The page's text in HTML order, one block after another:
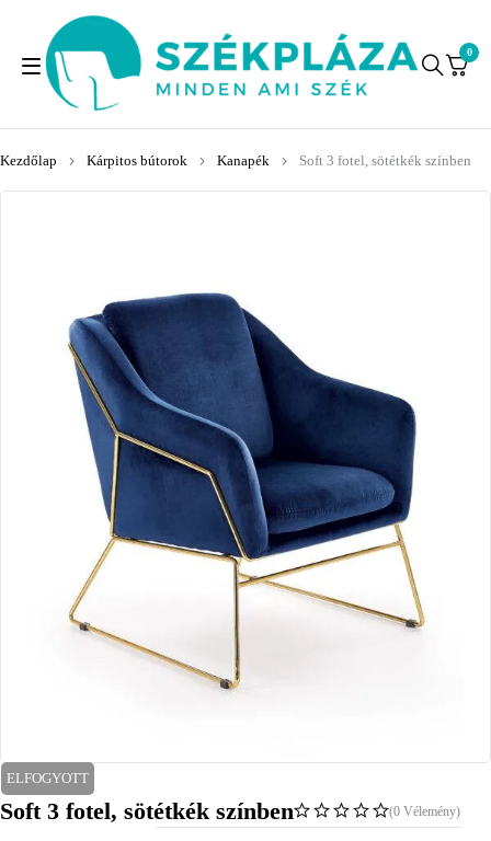
0
Kezdőlap Kárpitos bútorok Kanapék Soft 3 fotel, sötétkék színben
ELFOGYOTT
Soft 3 fotel, sötétkék színben (0 Vélemény)